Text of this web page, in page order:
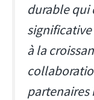
durable qui
à la
partenaires